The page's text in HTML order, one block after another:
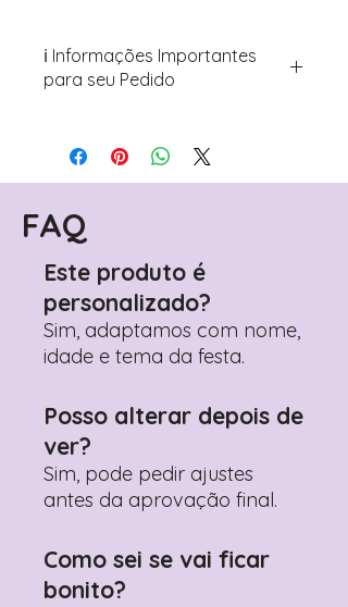
ℹ️ Informações Importantes
para seu Pedido
Avance para a página de checkout
(próximo passo após o carrinho)
Encontre o campo de "Notas do
Pedido"
Adicione ali todos os detalhes de
Prefere fazer seu pedido pelo
WhatsApp? Clique aqui para nos
contactar: +351 960 119 353
FAQ
Este produto é
personalizado?
Sim, adaptamos com nome,
idade e tema da festa.
Posso alterar depois de
ver?
Sim, pode pedir ajustes
antes da aprovação final.
Como sei se vai ficar
bonito?